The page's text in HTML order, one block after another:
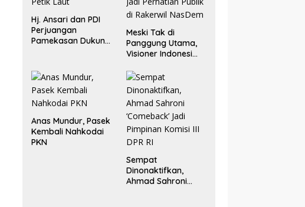
Hj. Ansari dan PDI
Perjuangan
Pamekasan Dukung
Meski Tak di
Panggung Utama,
Visioner Indonesi
Jadi Perhatian
Publik di Rakerwil
NasDem
Anas Mundur, Pasek
Kembali Nahkodai
PKN
Sempat
Dinonaktifkan,
Ahmad Sahroni